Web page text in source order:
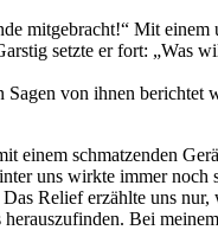
mitgebracht!“ Mit
setzte er fort: „Was
von ihnen
einem schmatzenden
uns wirkte immer noch
Relief erzählte uns
Bei